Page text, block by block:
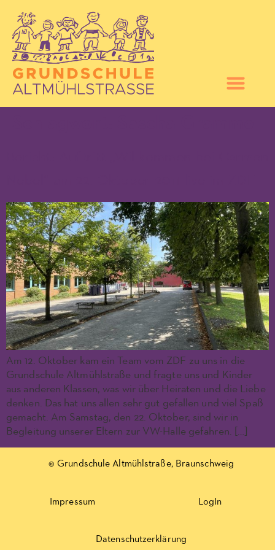
Am 12. Oktober kam ein Team vom ZDF zu uns in die
Grundschule Altmühlstraße und fragte uns und Kinder
aus anderen Klassen, was wir über Heiraten und die Liebe
denken. Das hat uns allen sehr gut gefallen und viel Spaß
gemacht. Am Samstag, den 22. Oktober, sind wir in
Begleitung unserer Eltern zur VW-Halle gefahren. […]
© Grundschule Altmühlstraße, Braunschweig
Impressum LogIn
Datenschutzerklärung